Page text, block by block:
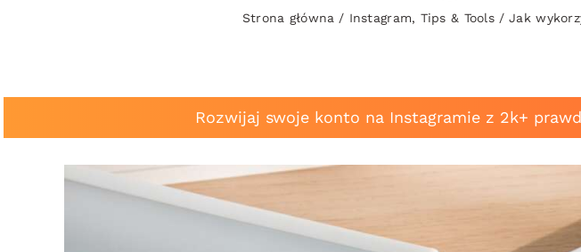
Strona główna / Instagram, Tips & Tools / Jak
Rozwijaj swoje konto na Instagramie z 2k+